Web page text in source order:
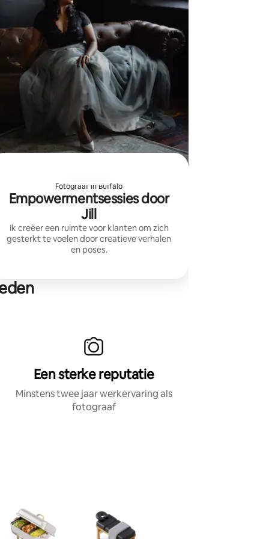
Fotograaf in Buffalo
Empowermentsessies door
Jill
Ik creëer een ruimte voor klanten om zich
gesterkt te voelen door creatieve verhalen
en poses.
Een sterke reputatie
Minstens twee jaar werkervaring als
fotograaf